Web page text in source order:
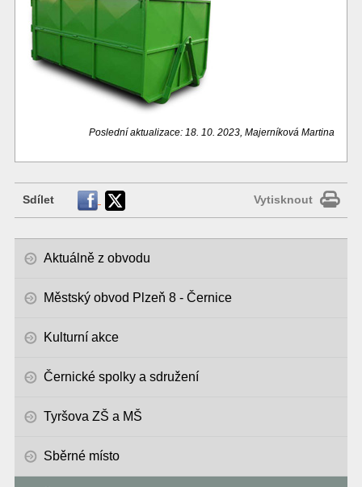
Poslední aktualizace: 18. 10. 2023, Majerníková Martina
Sdílet Vytisknout
Aktuálně z obvodu
Městský obvod Plzeň 8 - Černice
Kulturní akce
Černické spolky a sdružení
Tyršova ZŠ a MŠ
Sběrné místo